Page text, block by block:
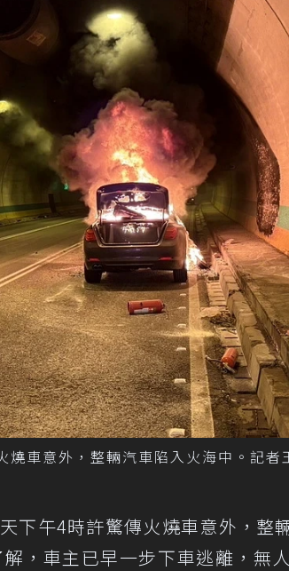
車意外，整輛汽車陷入火海中。記者
下午4時許驚傳火燒車意外，整
，車主已早一步下車逃離，無